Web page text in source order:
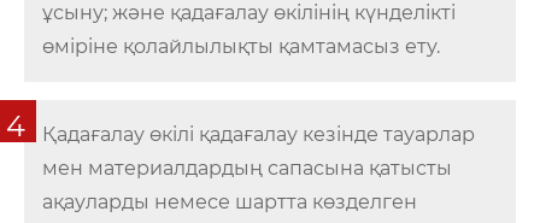
ұсыну; және қадағалау өкілінің күнделікті
өміріне қолайлылықты қамтамасыз ету.
4
Қадағалау өкілі қадағалау кезінде тауарлар
мен материалдардың сапасына қатысты
ақауларды немесе шартта көзделген